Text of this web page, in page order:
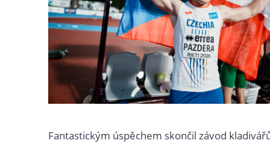
Fantastickým úspěchem skončil závod